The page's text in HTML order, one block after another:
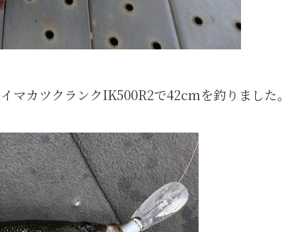
マカツクランクIK500R2で42cmを釣りました。